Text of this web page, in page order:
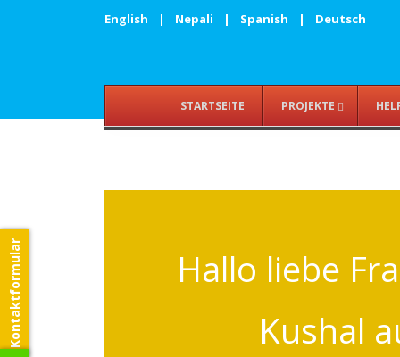
English | Nepali | Spanish | Deutsch
STARTSEITE PROJEKTE
Hallo liebe
Kushal
Kontaktformular